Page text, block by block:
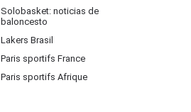
Solobasket: noticias de
baloncesto
Lakers Brasil
Paris sportifs France
Paris sportifs Afrique